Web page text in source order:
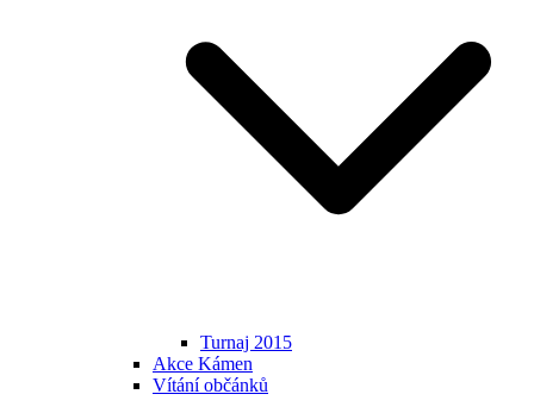
Turnaj 2015
Akce Kámen
Vítání občánků